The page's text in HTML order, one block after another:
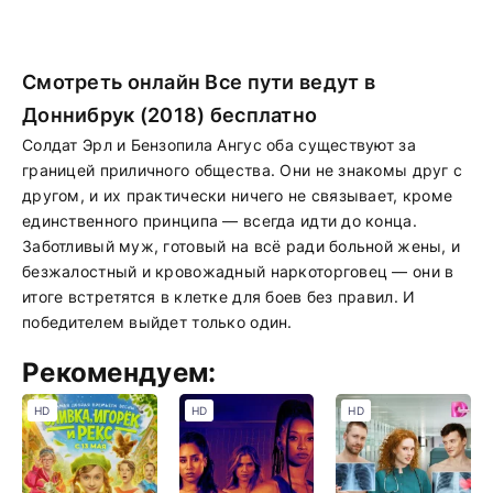
Смотреть онлайн Все пути ведут в
Доннибрук (2018) бесплатно
Солдат Эрл и Бензопила Ангус оба существуют за
границей приличного общества. Они не знакомы друг с
другом, и их практически ничего не связывает, кроме
единственного принципа — всегда идти до конца.
Заботливый муж, готовый на всё ради больной жены, и
безжалостный и кровожадный наркоторговец — они в
итоге встретятся в клетке для боев без правил. И
победителем выйдет только один.
Рекомендуем:
HD HD HD